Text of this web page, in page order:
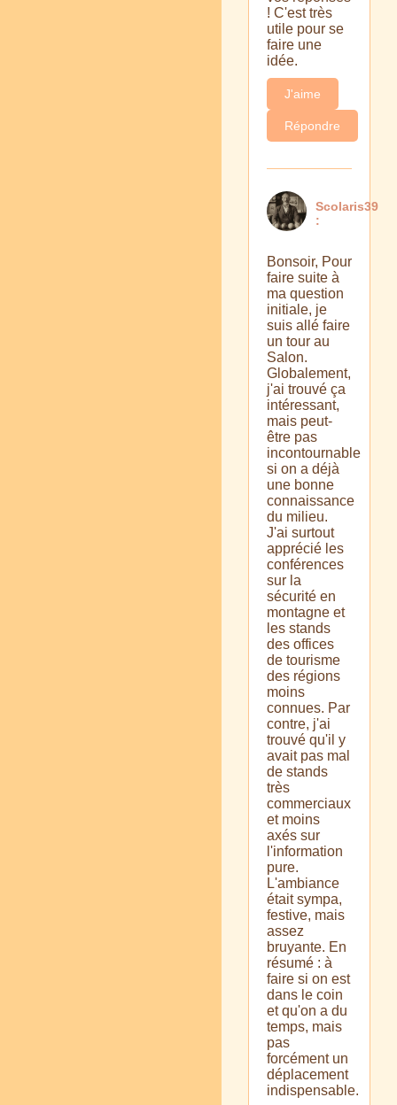
! C'est très
utile pour se
faire une
idée.
J'aime
Répondre
Scolaris39
:
Bonsoir, Pour
faire suite à
ma question
initiale, je
suis allé faire
un tour au
Salon.
Globalement,
j'ai trouvé ça
intéressant,
mais peut-
être pas
incontournable
si on a déjà
une bonne
connaissance
du milieu.
J'ai surtout
apprécié les
conférences
sur la
sécurité en
montagne et
les stands
des offices
de tourisme
des régions
moins
connues. Par
contre, j'ai
trouvé qu'il y
avait pas mal
de stands
très
commerciaux
et moins
axés sur
l'information
pure.
L'ambiance
était sympa,
festive, mais
assez
bruyante. En
résumé : à
faire si on est
dans le coin
et qu'on a du
temps, mais
pas
forcément un
déplacement
indispensable.